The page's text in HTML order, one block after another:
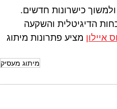
כישרונות חדשים.
הדיגיטלית והשקעה
איילון מציע פתרונות מיתוג
מיתוג מעסיק